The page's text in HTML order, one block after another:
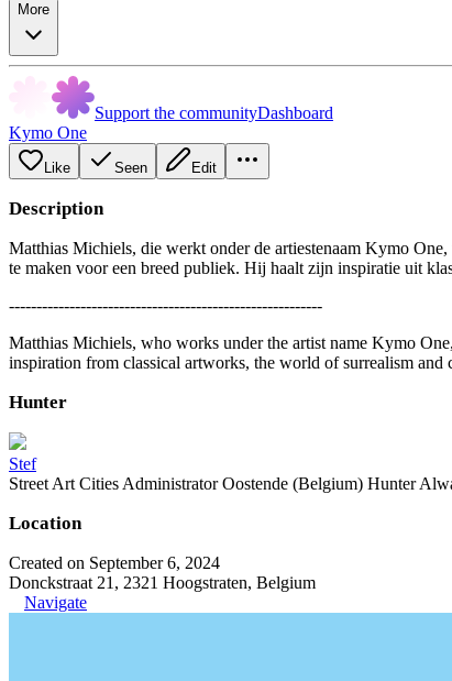
More
Support the communityDashboard
Kymo One
Like Seen Edit
Description
Matthias Michiels, die werkt onder de artiestenaam Kymo
te maken voor een breed publiek. Hij haalt zijn inspiratie uit
---------------------------------------------------------
Matthias Michiels, who works under the artist name Kymo
inspiration from classical artworks, the world of surrealism and
Hunter
Stef
Street Art Cities Administrator Oostende (Belgium) Hunter
Location
Created on September 6, 2024
Donckstraat 21, 2321 Hoogstraten, Belgium
Navigate